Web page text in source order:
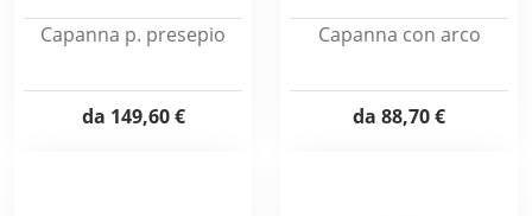
Capanna p. presepio
da 149,60 €
Capanna con arco
da 88,70 €